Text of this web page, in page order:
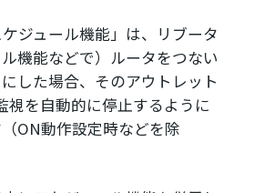
ケジュール機能」は、リブータ
機能などで）ルータをつない
した場合、そのアウトレット
視を自動的に停止するように
ON動作設定時などを除